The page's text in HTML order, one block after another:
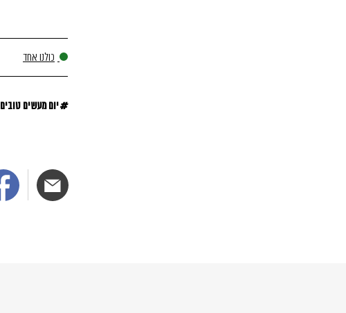
כולנו אחד
#יום מעשים טובים